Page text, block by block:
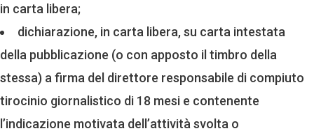
in carta libera;
dichiarazione, in carta libera, su carta intestata
della pubblicazione (o con apposto il timbro della
stessa) a firma del direttore responsabile di compiuto
tirocinio giornalistico di 18 mesi e contenente
l’indicazione motivata dell’attività svolta o